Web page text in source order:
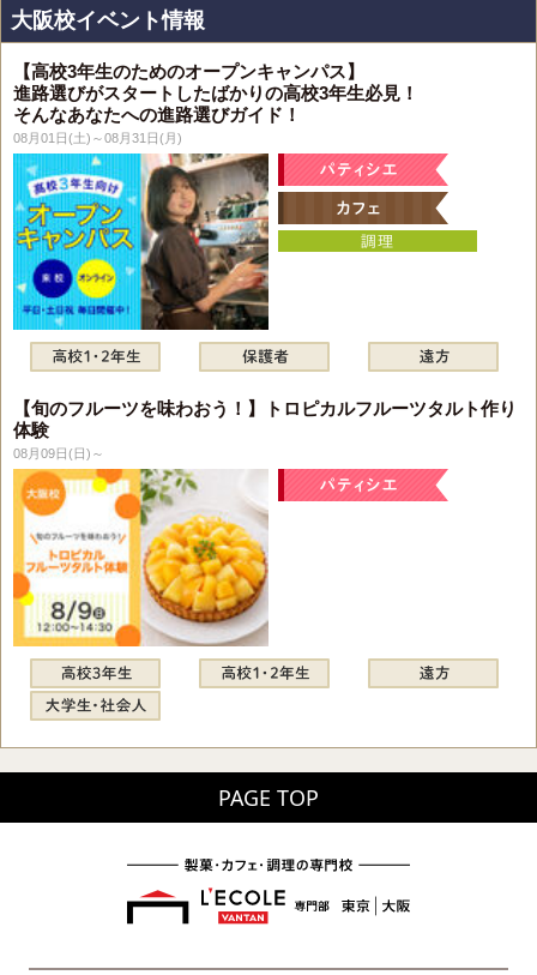
大阪校イベント情報
【高校3年生のためのオープンキャンパス】
進路選びがスタートしたばかりの高校3年生必見！
そんなあなたへの進路選びガイド！
08月01日(土)～08月31日(月)
【旬のフルーツを味わおう！】トロピカルフルーツタルト作り
体験
08月09日(日)～
PAGE TOP